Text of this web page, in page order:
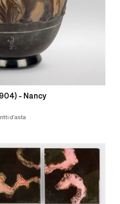
- Nancy
d'asta